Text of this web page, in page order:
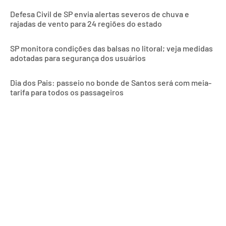
Defesa Civil de SP envia alertas severos de chuva e
rajadas de vento para 24 regiões do estado
SP monitora condições das balsas no litoral; veja medidas
adotadas para segurança dos usuários
Dia dos Pais: passeio no bonde de Santos será com meia-
tarifa para todos os passageiros